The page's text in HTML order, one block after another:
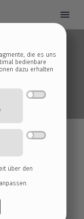
die es
optimal bedienbare
dazu
.
ein
über den